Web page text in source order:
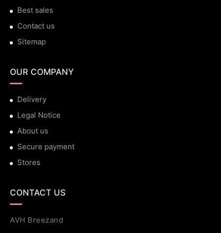
Best sales
Contact us
Sitemap
OUR COMPANY
Delivery
Legal Notice
About us
Secure payment
Stores
CONTACT US
AVH Breezand